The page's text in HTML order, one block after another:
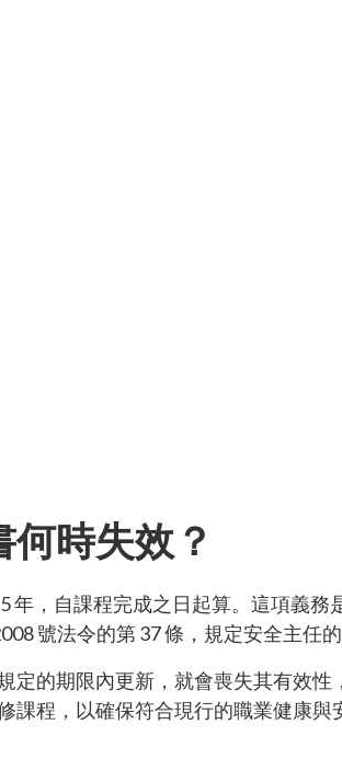
時失效？
年，自課程完成之日起算。這項義
號法令的第 37 條，規定安全主任
定的期限內更新，就會喪失其有效
課程，以確保符合現行的職業健康與